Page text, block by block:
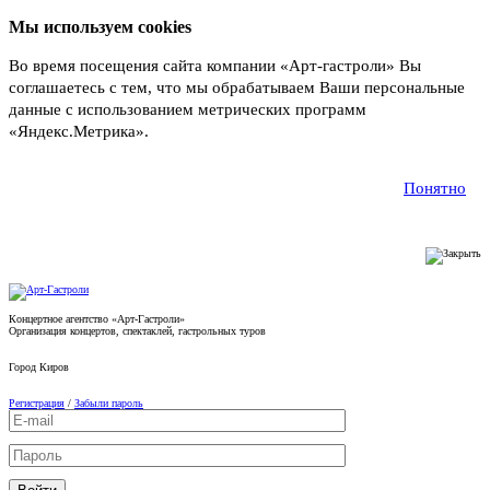
Мы используем cookies
Во время посещения сайта компании «Арт-гастроли» Вы
соглашаетесь с тем, что мы обрабатываем Ваши персональные
данные с использованием метрических программ
«Яндекс.Метрика».
Понятно
Концертное агентство «Арт-Гастроли»
Организация концертов, спектаклей, гастрольных туров
Город Киров
Регистрация / Забыли пароль